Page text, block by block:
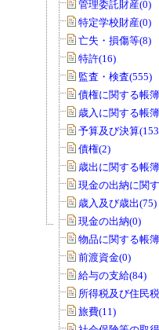
管理委託財産(0)
特定学校財産(0)
亡失・損傷等(8)
特許(16)
監査・検査(555)
債権に関する帳
歳入に関する帳
予算及び決算
債権(2)
歳出に関する帳
現金の出納に関す
歳入及び歳出(75)
現金の出納(0)
物品に関する帳
前渡資金(0)
給与の支給(84)
所得税及び住民
旅費(11)